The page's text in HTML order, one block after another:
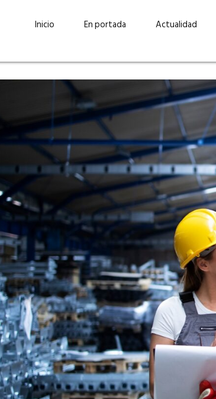
Inicio En portada
2026
“La sostenibilidad está en
el centro de Cervecería
Ambev Guatemala» –
Ricardo Urteaga
EN PORTADA mayo 2026 EN
Actualidad